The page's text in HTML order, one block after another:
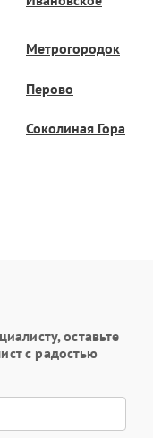
Метрогородок
Перово
Соколиная Гора
оставьте
с радостью